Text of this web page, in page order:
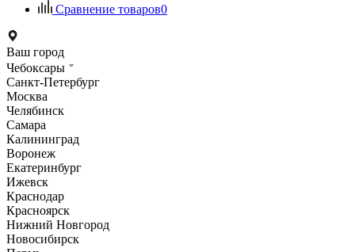
Сравнение товаров0
Ваш город
Чебоксары
Санкт-Петербург
Москва
Челябинск
Самара
Калининград
Воронеж
Екатеринбург
Ижевск
Краснодар
Красноярск
Нижний Новгород
Новосибирск